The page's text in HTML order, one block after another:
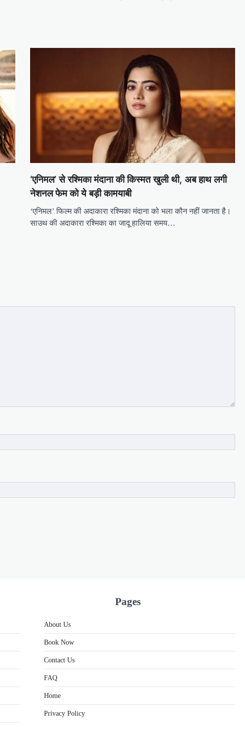
‘एनिमल’ से रश्मिका मंदाना की किस्मत खुली थी, अब हाथ लगी
नेशनल फेम को ये बड़ी कामयाबी
‘एनिमल’ फिल्म की अदाकारा रश्मिका मंदाना को भला कौन नहीं जानता है।
साउथ की अदाकारा रश्मिका का जादू हालिया समय…
Pages
About Us
Book Now
Contact Us
FAQ
Home
Privacy Policy